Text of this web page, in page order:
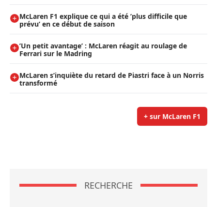
McLaren F1 explique ce qui a été ’plus difficile que
prévu’ en ce début de saison
’Un petit avantage’ : McLaren réagit au roulage de
Ferrari sur le Madring
McLaren s’inquiète du retard de Piastri face à un Norris
transformé
+ sur McLaren F1
RECHERCHE